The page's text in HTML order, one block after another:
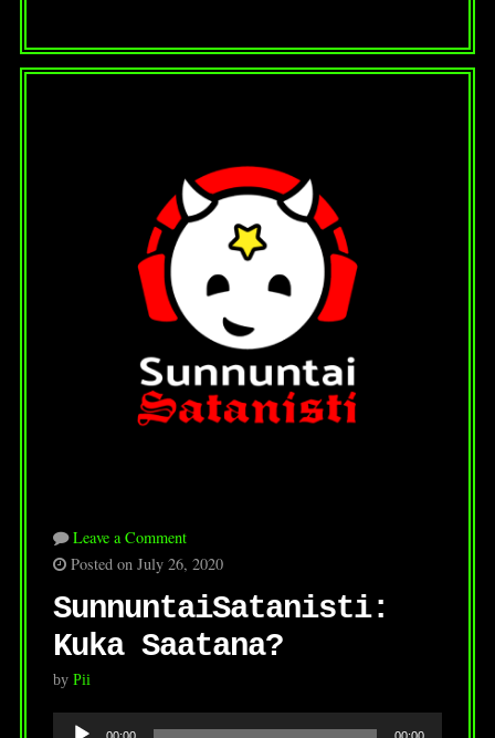
Leave a Comment
Posted on July 26, 2020
SunnuntaiSatanisti:
Kuka Saatana?
by Pii
Audio
00:00 00:00